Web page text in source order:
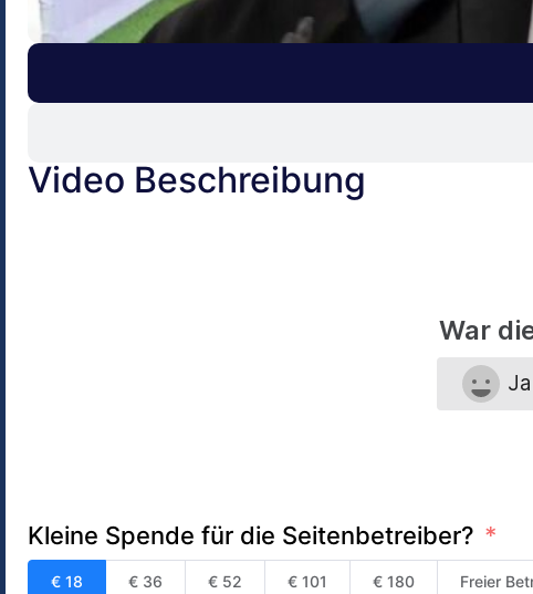
Video Beschreibung
War
Ja
Kleine Spende für die Seitenbetreiber?
€ 18 € 36 € 52 € 101 € 180 Freier